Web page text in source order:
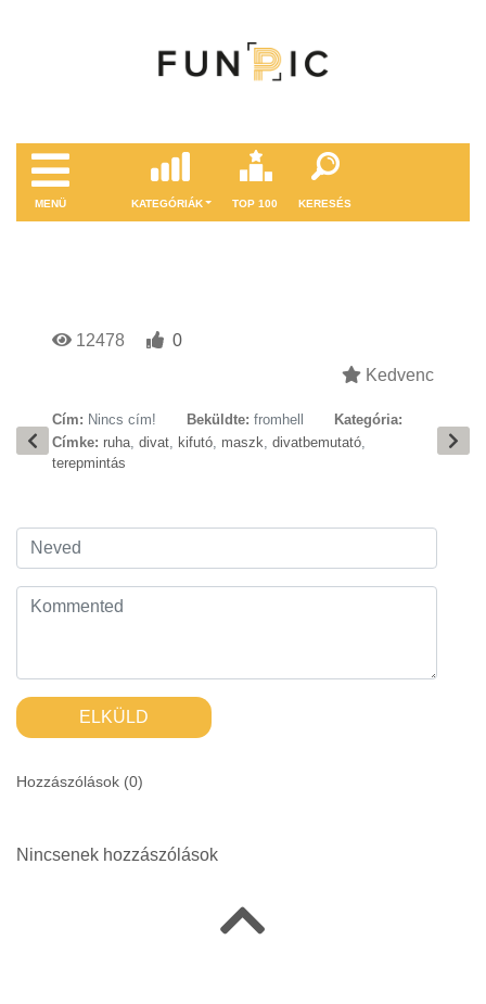
MENÜ KATEGÓRIÁK TOP 100 KERESÉS
12478
0
Kedvenc
Cím: Nincs cím! Beküldte: fromhell
Kategória:
Címke: ruha, divat, kifutó, maszk, divatbemutató,
terepmintás
ELKÜLD
Hozzászólások (0)
Nincsenek hozzászólások